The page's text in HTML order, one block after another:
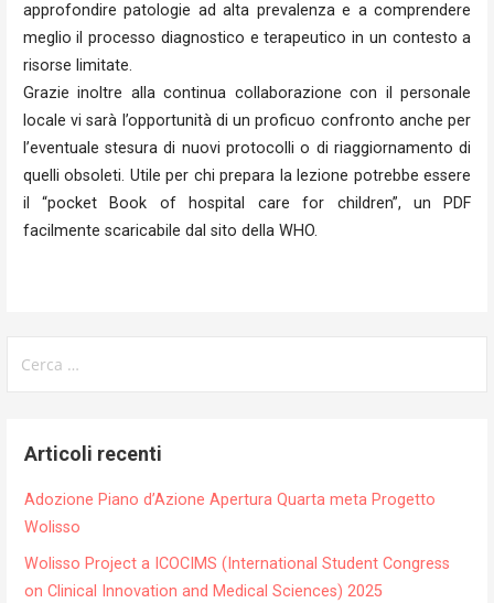
approfondire patologie ad alta prevalenza e a comprendere
meglio il processo diagnostico e terapeutico in un contesto a
risorse limitate.
Grazie inoltre alla continua collaborazione con il personale
locale vi sarà l’opportunità di un proficuo confronto anche per
l’eventuale stesura di nuovi protocolli o di riaggiornamento di
quelli obsoleti. Utile per chi prepara la lezione potrebbe essere
il “pocket Book of hospital care for children”, un PDF
facilmente scaricabile dal sito della WHO.
per:
Articoli recenti
Adozione Piano d’Azione Apertura Quarta meta Progetto
Wolisso
Wolisso Project a ICOCIMS (International Student Congress
on Clinical Innovation and Medical Sciences) 2025